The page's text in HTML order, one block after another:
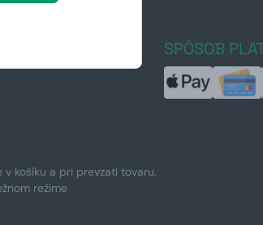
SPÔSOB
v košíku a pri prevzatí tovaru.
režime